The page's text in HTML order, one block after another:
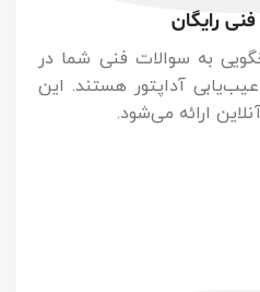
رایگان
به سوالات فنی شما در
آداپتور هستند. این
ارائه می‌شود.